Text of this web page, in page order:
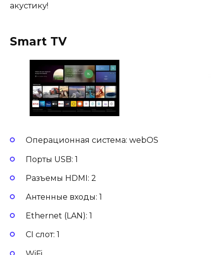
акустику!
Smart TV
Операционная система: webOS
Порты USB: 1
Разъемы HDMI: 2
Антенные входы: 1
Ethernet (LAN): 1
CI слот: 1